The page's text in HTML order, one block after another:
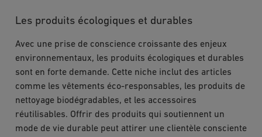
Les produits écologiques et durables
Avec une prise de conscience croissante des enjeux
environnementaux, les produits écologiques et durables
sont en forte demande. Cette niche inclut des articles
comme les vêtements éco-responsables, les produits de
nettoyage biodégradables, et les accessoires
réutilisables. Offrir des produits qui soutiennent un
mode de vie durable peut attirer une clientèle consciente